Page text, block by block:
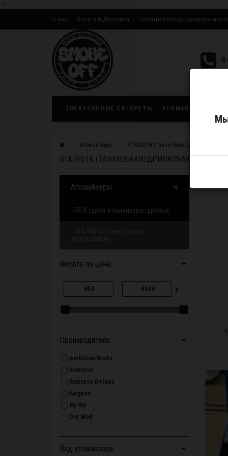
-->
О нас
Оплата и Доставка Политика Конфиденциальности
Оптовым партнерам
ЭЛЕКТРОННЫЕ СИГАРЕТЫ АТОМАЙЗЕРЫ
Атомайзеры RTA/RDTA (танки/баки/дрипкобаки)
RTA/RDTA (ТАНКИ/БАКИ/ДРИПКОБАКИ)
Атомайзеры
- RDA (дрип атомайзеры/дрипки)
Фильтр по цене:
- р.
Производители:
Ambition Mods
Atmizoo
Atmizoo Deluxe
Auguse
By-Ka
Dot Mod
DotShell
DSX
Вид атомайзера